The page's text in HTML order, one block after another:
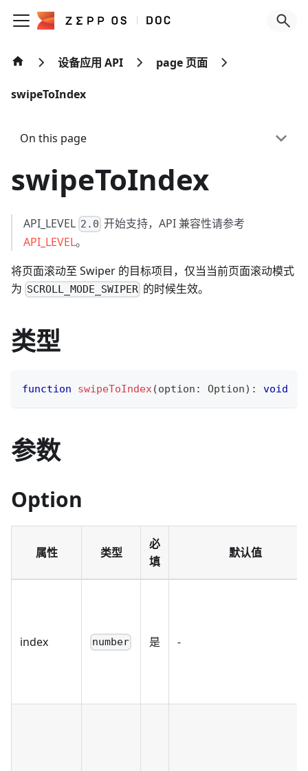
设备应用 API page 页面
swipeToIndex
On this page
swipeToIndex
API_LEVEL 2.0 开始支持，API 兼容性请参考
API_LEVEL。
将页面滚动至 Swiper 的目标项目，仅当当前页面滚动模式
为 SCROLL_MODE_SWIPER 的时候生效。
类型
function swipeToIndex(option : Option) : void
参数
Option
属性 类型
必
填
默认值
index number 是 -